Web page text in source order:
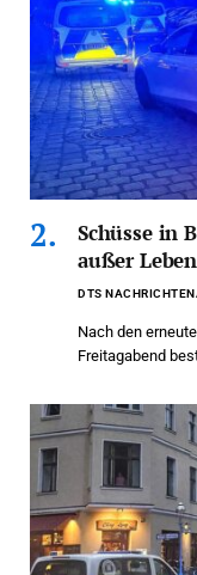
Schüsse in
außer
DTS
Nach den
Freitagabend